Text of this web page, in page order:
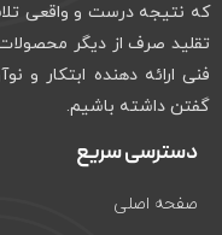
که نتیجه درست و واقعی
تقلید صرف از دیگر محصولات
فنی ارائه دهنده ابتکار و
گفتن داشته باشیم.
دسترسی سریع
صفحه اصلی